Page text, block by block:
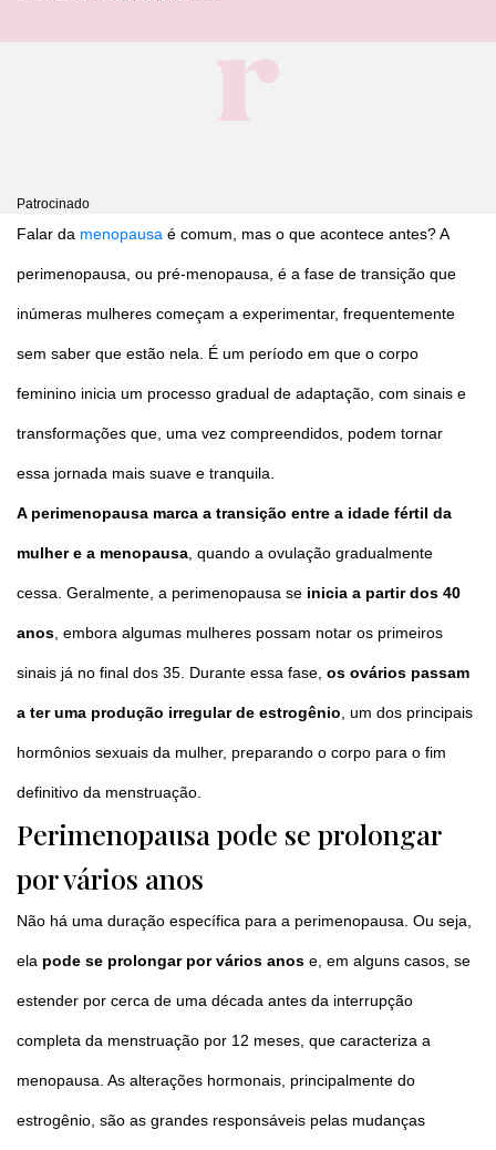
Patrocinado
Falar da menopausa é comum, mas o que acontece antes? A
perimenopausa, ou pré-menopausa, é a fase de transição que
inúmeras mulheres começam a experimentar, frequentemente
sem saber que estão nela. É um período em que o corpo
feminino inicia um processo gradual de adaptação, com sinais e
transformações que, uma vez compreendidos, podem tornar
essa jornada mais suave e tranquila.
A perimenopausa marca a transição entre a idade fértil da
mulher e a menopausa , quando a ovulação gradualmente
cessa. Geralmente, a perimenopausa se inicia a partir dos 40
anos , embora algumas mulheres possam notar os primeiros
sinais já no final dos 35. Durante essa fase, os ovários passam
a ter uma produção irregular de estrogênio , um dos principais
hormônios sexuais da mulher, preparando o corpo para o fim
definitivo da menstruação.
Perimenopausa pode se prolongar
por vários anos
Não há uma duração específica para a perimenopausa. Ou seja,
ela pode se prolongar por vários anos e, em alguns casos, se
estender por cerca de uma década antes da interrupção
completa da menstruação por 12 meses, que caracteriza a
menopausa. As alterações hormonais, principalmente do
estrogênio, são as grandes responsáveis pelas mudanças